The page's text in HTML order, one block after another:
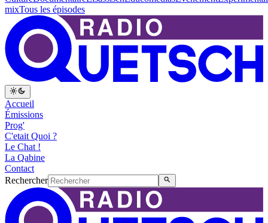
mixTous les épisodes
Accueil
Émissions
Prog'
C'etait Quoi ?
Le Chat !
La Qabine
Contact
Rechercher